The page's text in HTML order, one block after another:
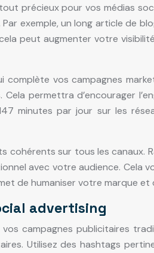
précieux pour vos médias
exemple, un long article de
peut augmenter votre
vos campagnes
permettra d’encourager
minutes par jour sur les
sur tous les canaux.
avec votre audience.
de humaniser votre marque
advertising
campagnes publicitaires
Utilisez des hashtags